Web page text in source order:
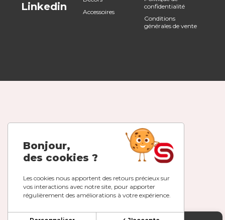
Linkedin
Accessoires
confidentialité
Conditions
générales de vente
Bonjour,
des cookies ?
Les cookies nous apportent des retours précieux sur
vos interactions avec notre site, pour apporter
régulièrement des améliorations à votre expérience.